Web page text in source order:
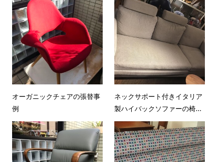
オーガニックチェアの張替事
例
ネックサポート付きイタリア
製ハイバックソファーの椅...